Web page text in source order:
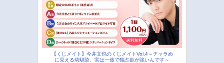
【くじメイト】今井文也のくじメイトVol.4～チャラめ
に見える幼馴染、実は一途で独占欲が強いんです～